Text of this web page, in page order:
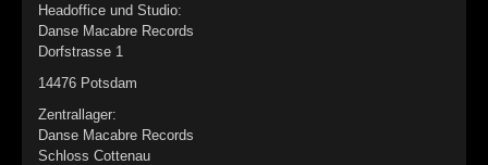
Headoffice und Studio:
Danse Macabre Records
Dorfstrasse 1
14476 Potsdam
Zentrallager:
Danse Macabre Records
Schloss Cottenau